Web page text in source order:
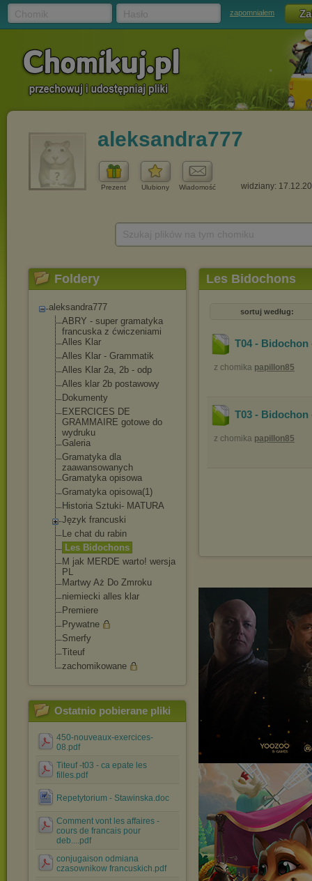
zapomniałem
aleksandra777
Prezent Ulubiony Wiadomość widziany:
Foldery
aleksandra777
ABRY - super gramatyka
francuska z ćwiczeniami
Alles Klar
Alles Klar - Grammatik
Alles Klar 2a, 2b - odp
Alles klar 2b postawowy
Dokumenty
EXERCICES DE
GRAMMAIRE gotowe do
wydruku
Galeria
Gramatyka dla
zaawansowanych
Gramatyka opisowa
Gramatyka opisowa(1)
Historia Sztuki- MATURA
Język francuski
Le chat du rabin
Les Bidochons
M jak MERDE warto! wersja
PL
Martwy Aż Do Zmroku
niemiecki alles klar
Premiere
Prywatne
Smerfy
Titeuf
zachomikowane
Ostatnio pobierane pliki
450-nouveaux-exercices-
08.pdf
Titeuf -t03 - ca epate les
filles.pdf
Repetytorium - Stawinska.doc
Comment vont les affaires -
cours de francais pour
deb....pdf
conjugaison odmiana
czasownikow francuskich.pdf
Les Bidochons
sortuj według:
T04 - Bidochon
z chomika papillon85
T03 - Bidochon
z chomika papillon85